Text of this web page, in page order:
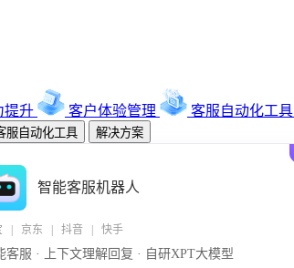
提升 客户体验管理 客服自动化工具
服自动化工具 解决方案
智能客服机器人
| 京东 | 抖音 | 快手
客服 · 上下文理解回复 · 自研XPT大模型